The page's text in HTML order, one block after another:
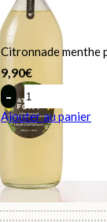
Citronnade menthe
9,90€
Quantity
Ajouter au panier